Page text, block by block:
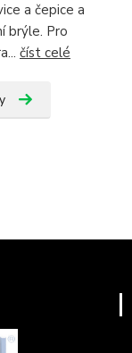
a čepice a
brýle. Pro
číst celé